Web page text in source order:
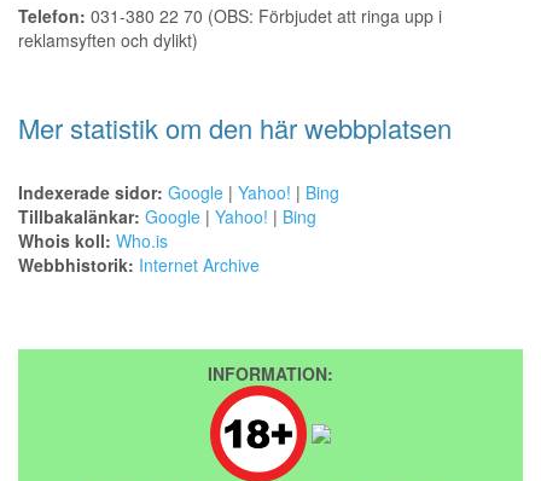
Telefon: 031-380 22 70 (OBS: Förbjudet att ringa upp i
reklamsyften och dylikt)
Mer statistik om den här webbplatsen
Indexerade sidor: Google | Yahoo! | Bing
Tillbakalänkar: Google | Yahoo! | Bing
Whois koll: Who.is
Webbhistorik: Internet Archive
INFORMATION: